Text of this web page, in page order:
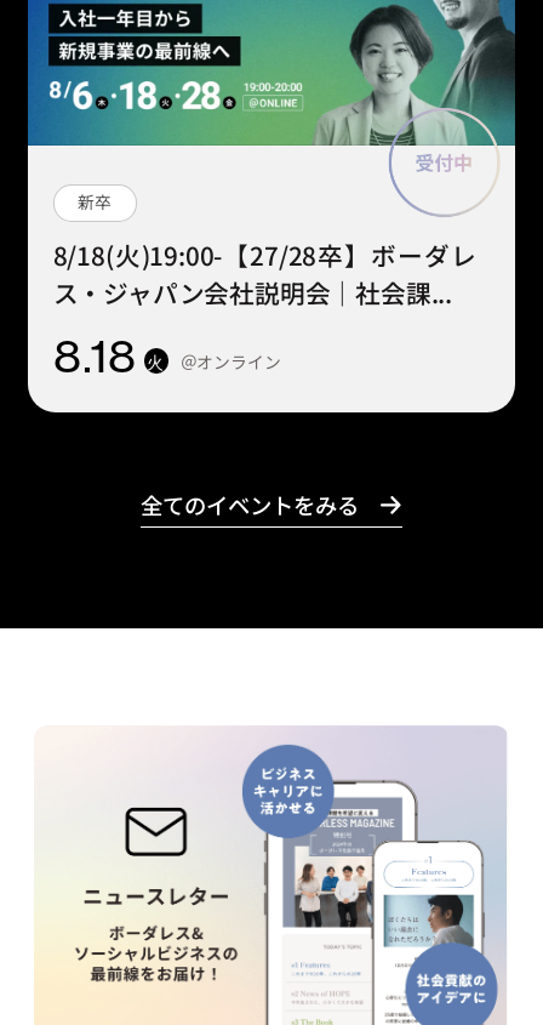
新卒
8/18(火)19:00-【27/28卒】ボーダレ
ス・ジャパン会社説明会｜社会課...
8.18 火 ＠オンライン
全てのイベントをみる